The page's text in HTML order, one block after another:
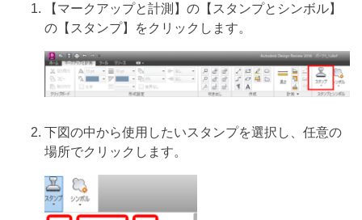
【マークアップと計測】の【スタンプとシンボル】
の【スタンプ】をクリックします。
下図の中から使用したいスタンプを選択し、任意の
場所でクリックします。